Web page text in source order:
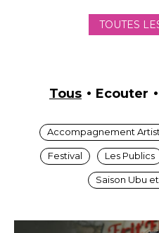
TOUTES
Tous Ecouter
Accompagnement
Festival Les Publics
Saison Ubu